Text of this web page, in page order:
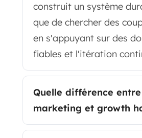
construit un système
que de chercher des
en s'appuyant sur des
fiables et l'itération
Quelle différence
marketing et growth